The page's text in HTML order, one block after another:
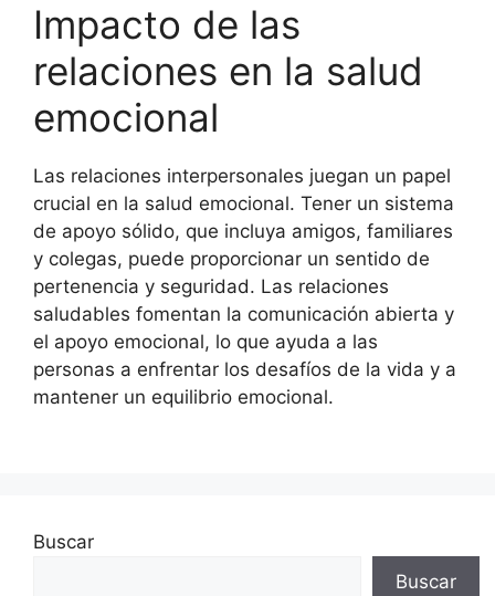
Impacto de las
relaciones en la salud
emocional
Las relaciones interpersonales juegan un papel
crucial en la salud emocional. Tener un sistema
de apoyo sólido, que incluya amigos, familiares
y colegas, puede proporcionar un sentido de
pertenencia y seguridad. Las relaciones
saludables fomentan la comunicación abierta y
el apoyo emocional, lo que ayuda a las
personas a enfrentar los desafíos de la vida y a
mantener un equilibrio emocional.
Buscar
Buscar